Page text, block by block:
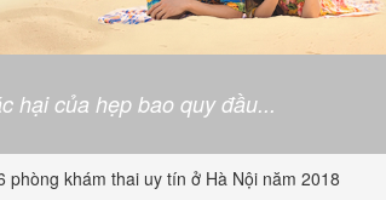
hại của hẹp bao quy đầu...
phòng khám thai uy tín ở Hà Nội năm 2018